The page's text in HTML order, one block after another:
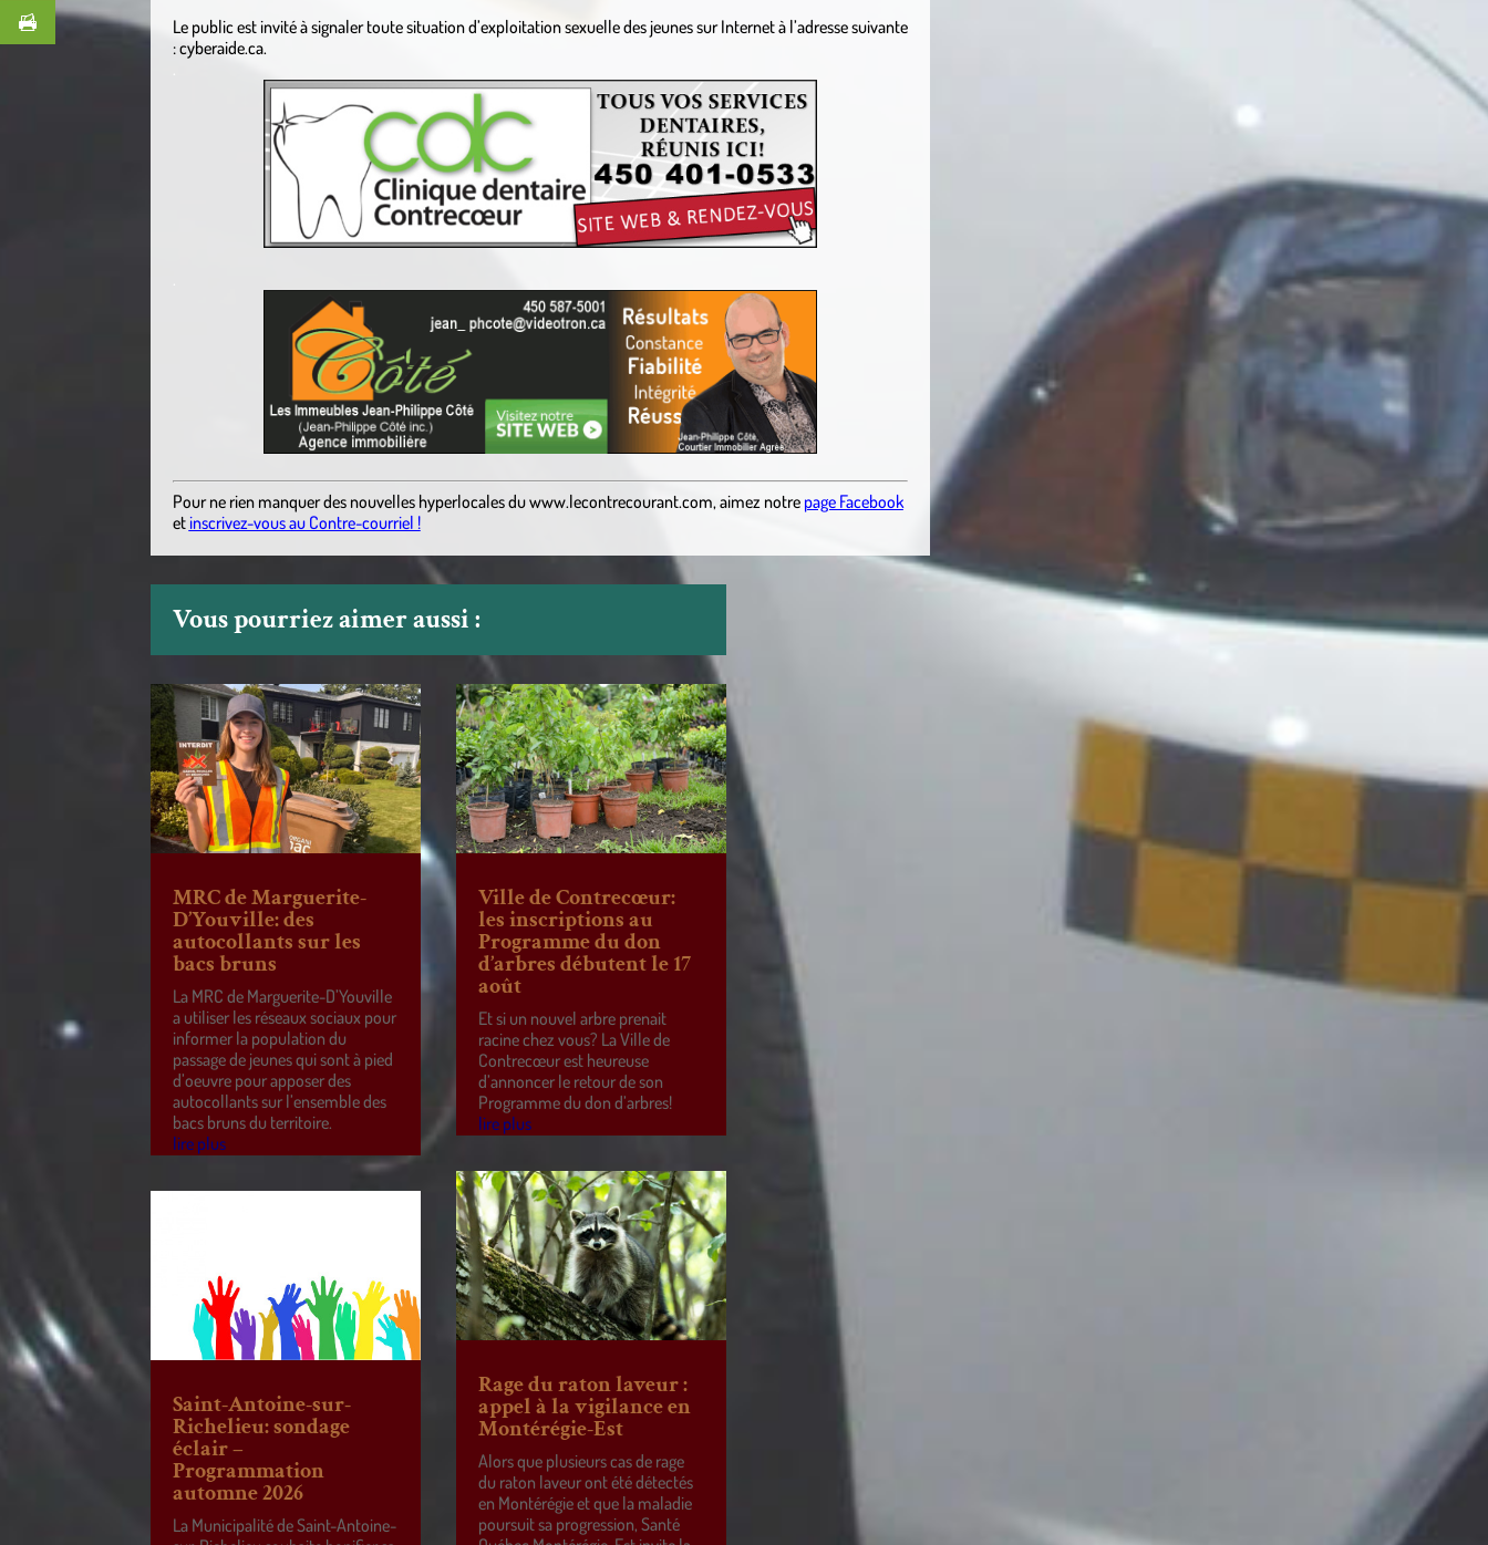
Le public est invité à signaler toute situation d’exploitation sexuelle des jeunes sur Internet à l’adresse suivante
: cyberaide.ca.
Pour ne rien manquer des nouvelles hyperlocalesduwww.lecontrecourant.com,aimez notre page Facebook
etinscrivez-vous au Contre-courriel !
Vous pourriez aimer aussi :
MRC de Marguerite-
D’Youville: des
autocollants sur les
bacs bruns
La MRC de Marguerite-D’Youville
a utiliser les réseaux sociaux pour
informer la population du
passage de jeunes qui sont à pied
d’oeuvre pour apposer des
autocollants sur l’ensemble des
bacs bruns du territoire.
lire plus
Saint-Antoine-sur-
Richelieu: sondage
éclair –
Programmation
automne 2026
La Municipalité de Saint-Antoine-
Ville de Contrecœur:
les inscriptions au
Programme du don
d’arbres débutent le 17
août
Et si un nouvel arbre prenait
racine chez vous? La Ville de
Contrecœur est heureuse
d’annoncer le retour de son
Programme du don d’arbres!
lire plus
Rage du raton laveur :
appel à la vigilance en
Montérégie-Est
Alors que plusieurs cas de rage
du raton laveur ont été détectés
en Montérégie et que la maladie
poursuit sa progression, Santé